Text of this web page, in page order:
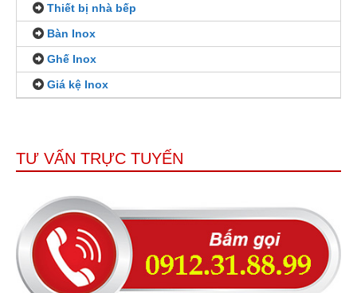
Thiết bị nhà bếp
Bàn Inox
Ghế Inox
Giá kệ Inox
TƯ VẤN TRỰC TUYẾN